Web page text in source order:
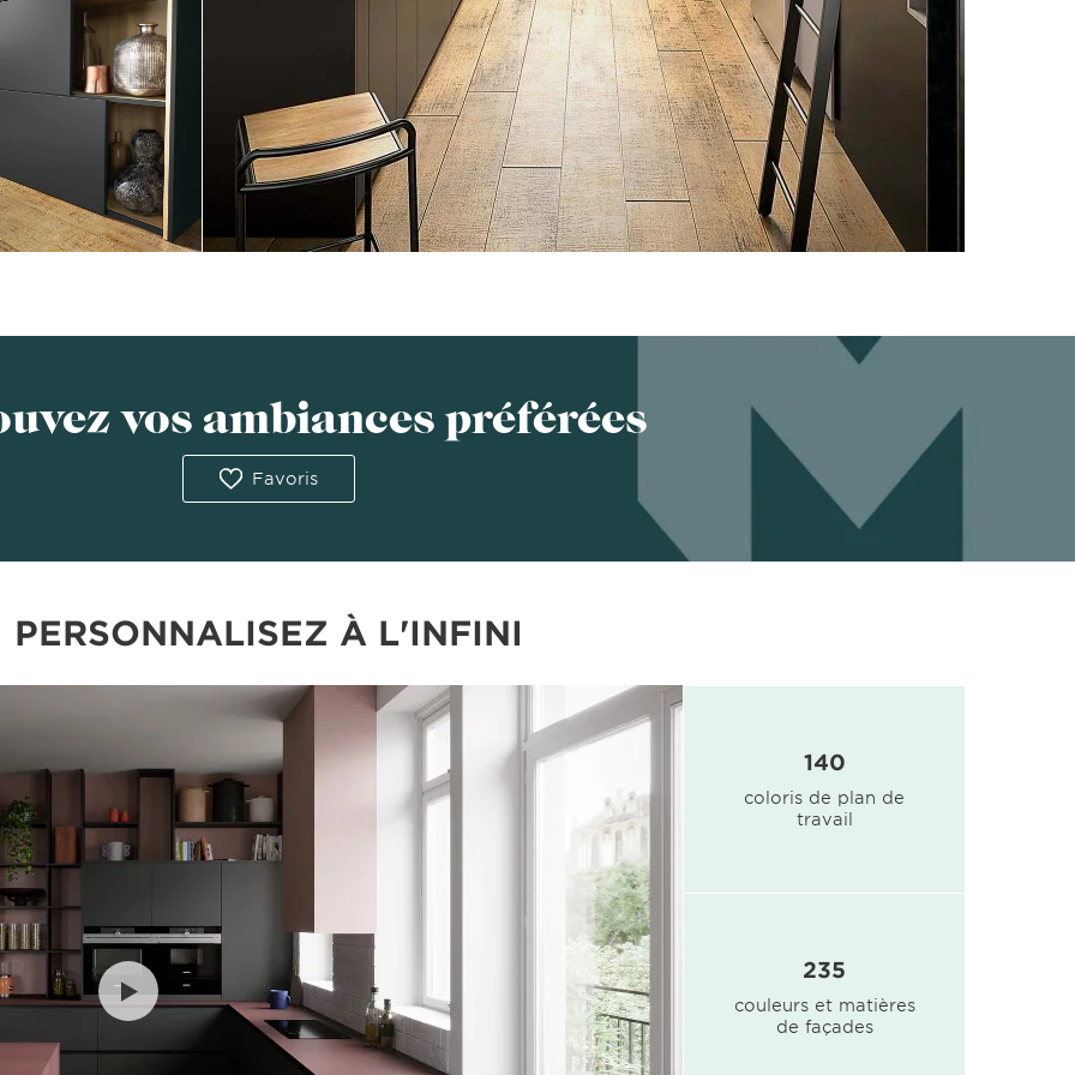
vos ambiances préférées
Favoris
PERSONNALISEZ À L'INFINI
140
coloris de plan de
travail
235
couleurs et matières
de façades